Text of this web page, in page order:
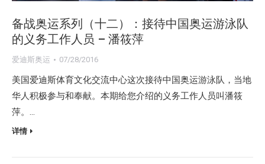
备战奥运系列（十二）：接待中国奥运游泳队
的义务工作人员 – 潘筱萍
爱迪斯奥运 07/28/2016
美国爱迪斯体育文化交流中心这次接待中国奥运游泳队，当地
华人积极参与和奉献。本期给您介绍的义务工作人员叫潘筱
萍。…
详情